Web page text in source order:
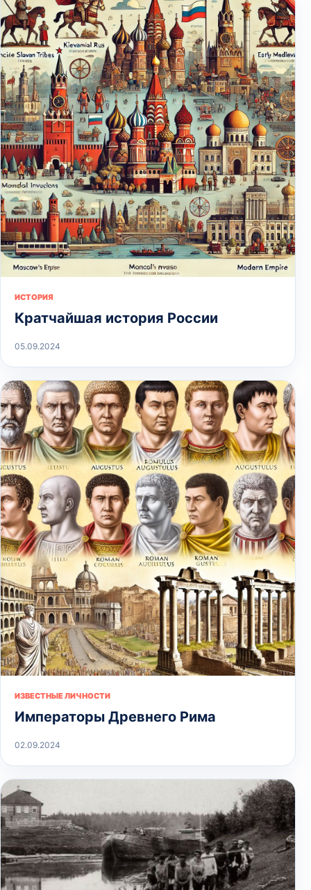
ИСТОРИЯ
Кратчайшая история России
05.09.2024
ИЗВЕСТНЫЕ ЛИЧНОСТИ
Императоры Древнего Рима
02.09.2024